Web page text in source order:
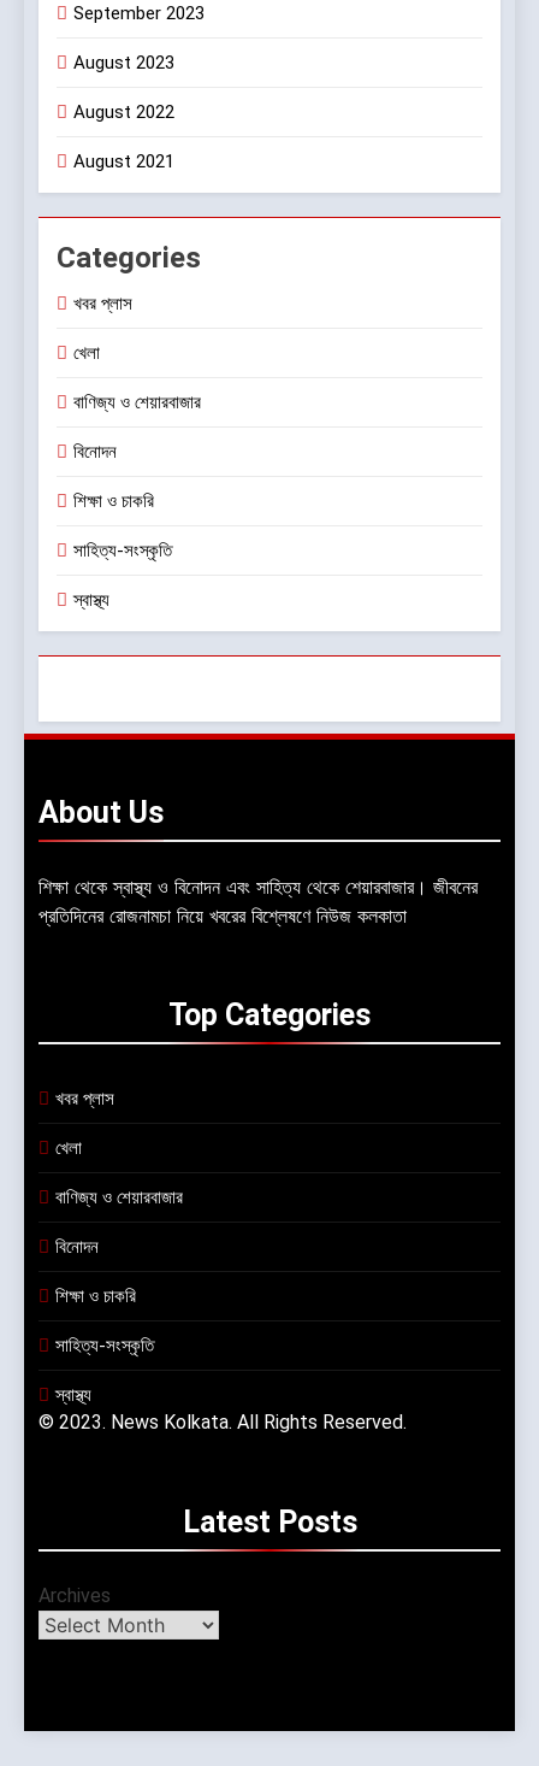
September 2023
August 2023
August 2022
August 2021
Categories
খবর প্লাস
খেলা
বাণিজ্য ও শেয়ারবাজার
বিনোদন
শিক্ষা ও চাকরি
সাহিত্য-সংস্কৃতি
স্বাস্থ্য
About Us
শিক্ষা থেকে স্বাস্থ্য ও বিনোদন এবং সাহিত্য থেকে শেয়ারবাজার। জীবনের
প্রতিদিনের রোজনামচা নিয়ে খবরের বিশ্লেষণে নিউজ কলকাতা
Top Categories
খবর প্লাস
খেলা
বাণিজ্য ও শেয়ারবাজার
বিনোদন
শিক্ষা ও চাকরি
সাহিত্য-সংস্কৃতি
স্বাস্থ্য
© 2023. News Kolkata. All Rights Reserved.
Latest Posts
Archives